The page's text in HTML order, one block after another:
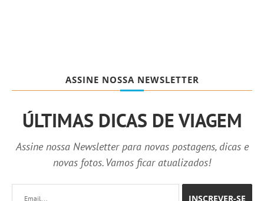
ASSINE NOSSA NEWSLETTER
ÚLTIMAS DICAS DE VIAGEM
Assine nossa Newsletter para novas postagens, dicas e
novas fotos. Vamos ficar atualizados!